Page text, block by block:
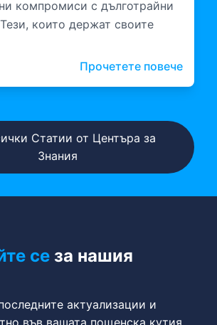
компромиси с дълготрайни
които держат своите
с ИИ, строят нещо по-
Прочетете повече:
Статии от Центъра за
Знания
се за нашия
актуализации и